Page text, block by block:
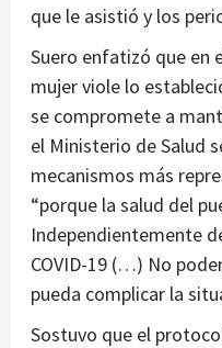
que le asistió y los
Suero enfatizó que en
mujer viole lo
se compromete a
el Ministerio de Salud
mecanismos más
“porque la salud del
Independientemente
COVID-19 (…) No
pueda complicar la
Sostuvo que el